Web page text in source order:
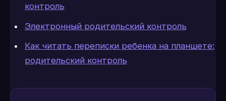
контроль
Электронный родительский контроль
Как читать переписки ребенка на планшете:
родительский контроль